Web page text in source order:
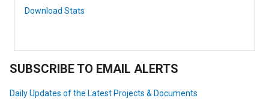
Download Stats
SUBSCRIBE TO EMAIL ALERTS
Daily Updates of the Latest Projects & Documents